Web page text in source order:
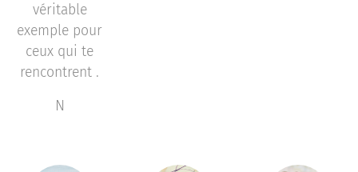
véritable
exemple pour
ceux qui te
rencontrent .
N